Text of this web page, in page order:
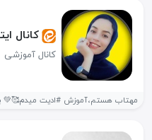
کانال
کانال آموزشی